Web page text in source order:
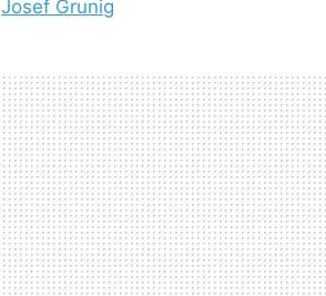
Josef Grunig